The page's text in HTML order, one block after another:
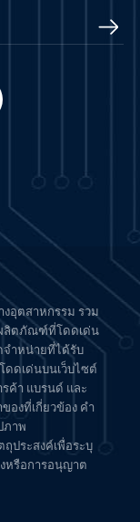
อุตสาหกรรม รวม
ลิตภัณฑ์ที่โดดเด่น
จำหน่ายที่ได้รับ
ดเด่นบนเว็บไซต์
ค้า แบรนด์ และ
องที่เกี่ยวข้อง คำ
ภาพ
ประสงค์เพื่อระบุ
หรือการอนุญาต